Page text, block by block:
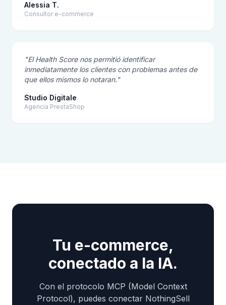
Alessia T.
Consultor e-commerce
"El Health Score nos permitió identificar
inmediatamente los clientes con problemas antes de
que ellos mismos lo notaran."
Studio Digitale
Agencia PrestaShop
Tu e-commerce,
conectado a la IA.
Con el protocolo MCP (Model Context
Protocol), puedes conectar NothingSell